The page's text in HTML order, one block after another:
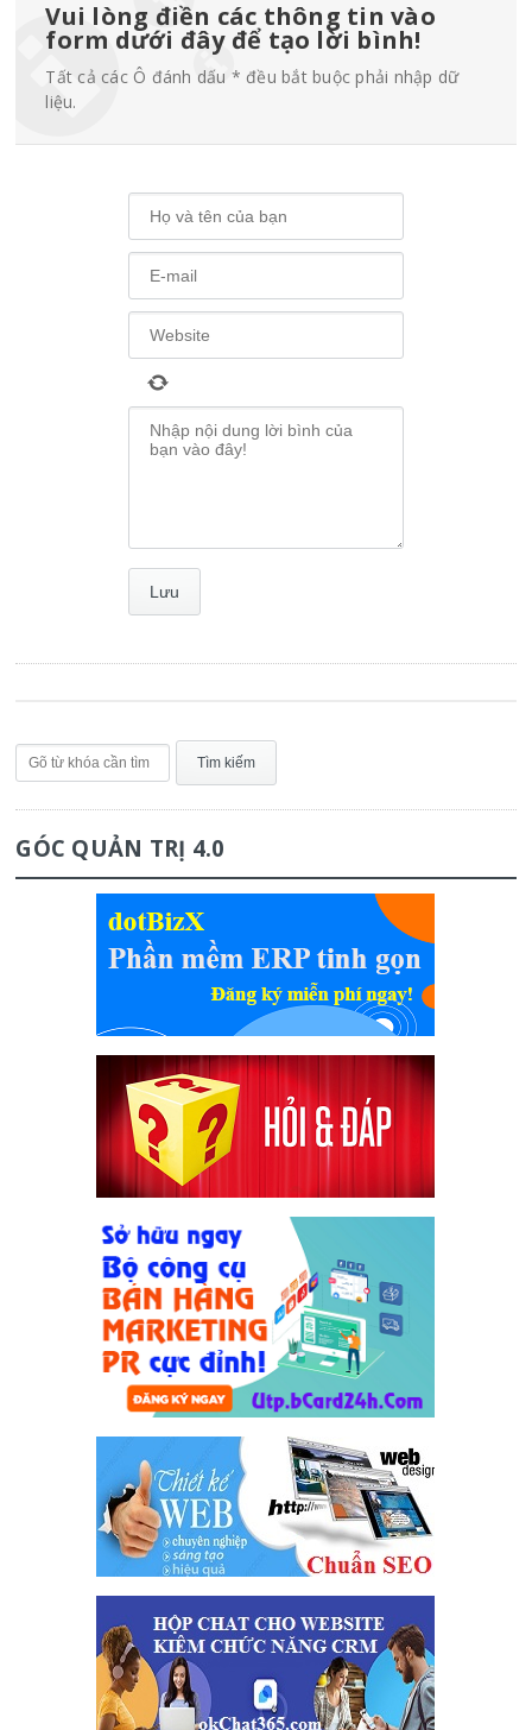
Vui lòng điền các thông tin vào
form dưới đây để tạo lời bình!
Tất cả các Ô đánh dấu * đều bắt buộc phải nhập dữ
liệu.
GÓC QUẢN TRỊ 4.0